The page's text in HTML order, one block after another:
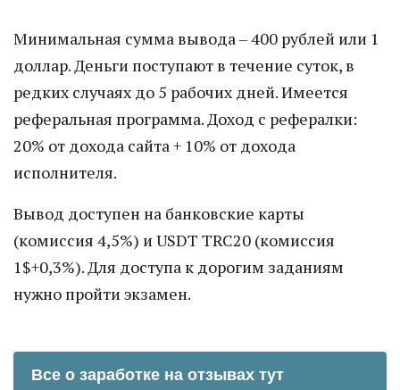
Минимальная сумма вывода – 400 рублей или 1
доллар. Деньги поступают в течение суток, в
редких случаях до 5 рабочих дней. Имеется
реферальная программа. Доход с рефералки:
20% от дохода сайта + 10% от дохода
исполнителя.
Вывод доступен на банковские карты
(комиссия 4,5%) и USDT TRC20 (комиссия
1$+0,3%). Для доступа к дорогим заданиям
нужно пройти экзамен.
Все о заработке на отзывах тут